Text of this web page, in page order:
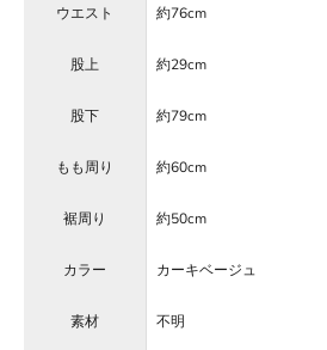
ウエスト 約76cm
股上 約29cm
股下 約79cm
もも周り 約60cm
裾周り 約50cm
カラー カーキベージュ
素材 不明